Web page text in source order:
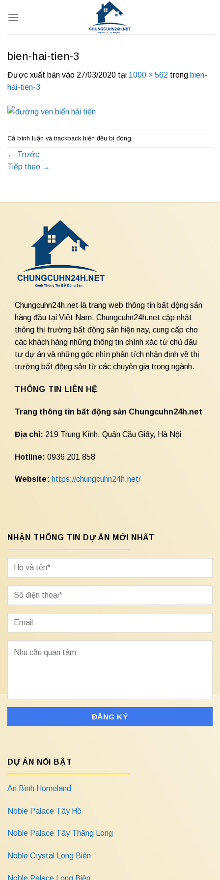
qua
bien-hai-tien-3
Được xuất bản vào 27/03/2020 tại 1000 × 562 trong bien-
hai-tien-3
Cả bình luận và trackback hiện đều bị đóng.
← Trước
Tiếp theo →
Chungcuhn24h.net là trang web thông tin bất động sản
hàng đầu tại Việt Nam. Chungcuhn24h.net cập nhật
thông thị trường bất động sản hiện nay, cung cấp cho
các khách hàng những thông tin chính xác từ chủ đầu
tư dự án và những góc nhìn phân tích nhận định về thị
trường bất động sản từ các chuyên gia trong ngành.
THÔNG TIN LIÊN HỆ
Trang thông tin bất động sản Chungcuhn24h.net
Địa chỉ: 219 Trung Kính, Quận Cầu Giấy, Hà Nội
Hotline: 0936 201 858
Website: https://chungcuhn24h.net/
NHẬN THÔNG TIN DỰ ÁN MỚI NHẤT
DỰ ÁN NỔI BẬT
An Bình Homeland
Noble Palace Tây Hồ
Noble Palace Tây Thăng Long
Noble Crystal Long Biên
Noble Palace Long Biên